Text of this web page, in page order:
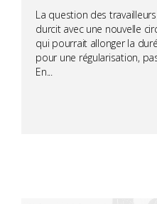
La question des
durcit avec une nouvelle
qui pourrait allonger la
pour une régularisation,
En...